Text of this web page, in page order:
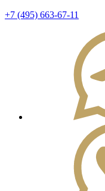
+7 (495) 663-67-11